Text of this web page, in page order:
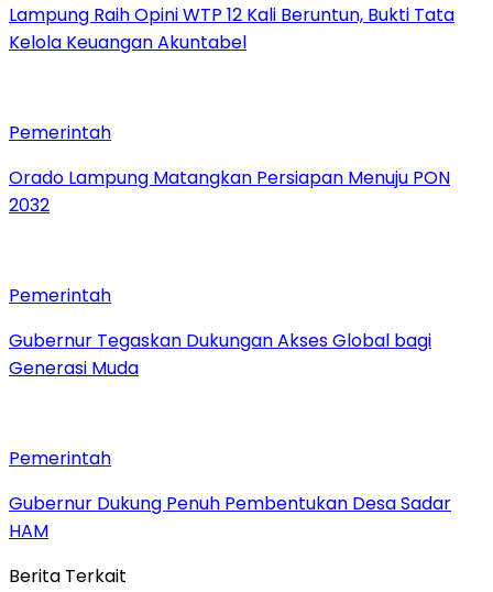
Lampung Raih Opini WTP 12 Kali Beruntun, Bukti Tata
Kelola Keuangan Akuntabel
Pemerintah
Orado Lampung Matangkan Persiapan Menuju PON
2032
Pemerintah
Gubernur Tegaskan Dukungan Akses Global bagi
Generasi Muda
Pemerintah
Gubernur Dukung Penuh Pembentukan Desa Sadar
HAM
Berita Terkait